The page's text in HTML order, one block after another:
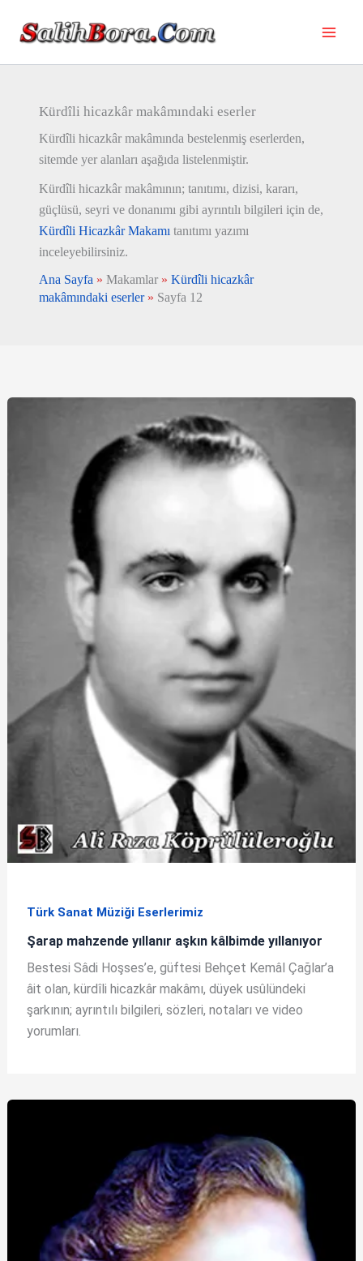
Kürdîli hicazkâr makâmındaki eserler
Kürdîli hicazkâr makâmında bestelenmiş eserlerden,
sitemde yer alanları aşağıda listelenmiştir.
Kürdîli hicazkâr makâmının; tanıtımı, dizisi, kararı,
güçlüsü, seyri ve donanımı gibi ayrıntılı bilgileri için de,
Kürdîli Hicazkâr Makamı tanıtımı yazımı
inceleyebilirsiniz.
Ana Sayfa » Makamlar » Kürdîli hicazkâr
makâmındaki eserler» Sayfa 12
Türk Sanat Müziği Eserlerimiz
Şarap mahzende yıllanır aşkın kâlbimde yıllanıyor
Bestesi Sâdi Hoşses’e, güftesi Behçet Kemâl Çağlar’a
âit olan, kürdîli hicazkâr makâmı, düyek usûlündeki
şarkının; ayrıntılı bilgileri, sözleri, notaları ve video
yorumları.